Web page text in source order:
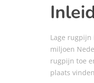
Lage
miljoen
rugpijn toe
plaats